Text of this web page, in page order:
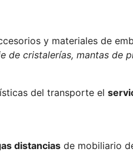
y materiales de
de cristalerías, mantas de
del transporte el
distancias de mobiliario